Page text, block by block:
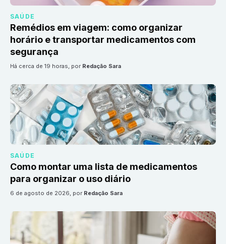
SAÚDE
Remédios em viagem: como organizar
horário e transportar medicamentos com
segurança
há cerca de 19 horas, por Redação Sara
SAÚDE
Como montar uma lista de medicamentos
para organizar o uso diário
6 de agosto de 2026, por Redação Sara